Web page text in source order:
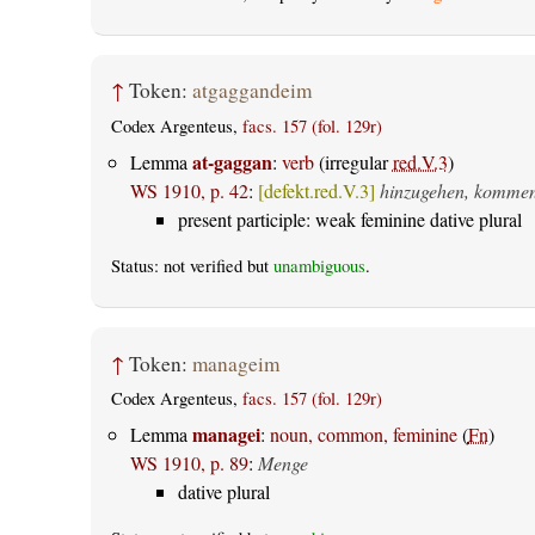
↑ Token: atgaggandeim
Codex Argenteus, facs. 157 (fol. 129r)
Lemma at-gaggan: verb(irregularred.V.3)
WS 1910, p. 42: [defekt.red.V.3] hinzugehen,
present participle: weak feminine dative plural
Status: not verified but unambiguous.
↑ Token: manageim
Codex Argenteus, facs. 157 (fol. 129r)
Lemmamanagei: noun, common, feminine(Fn)
WS 1910, p. 89: Menge
dative plural